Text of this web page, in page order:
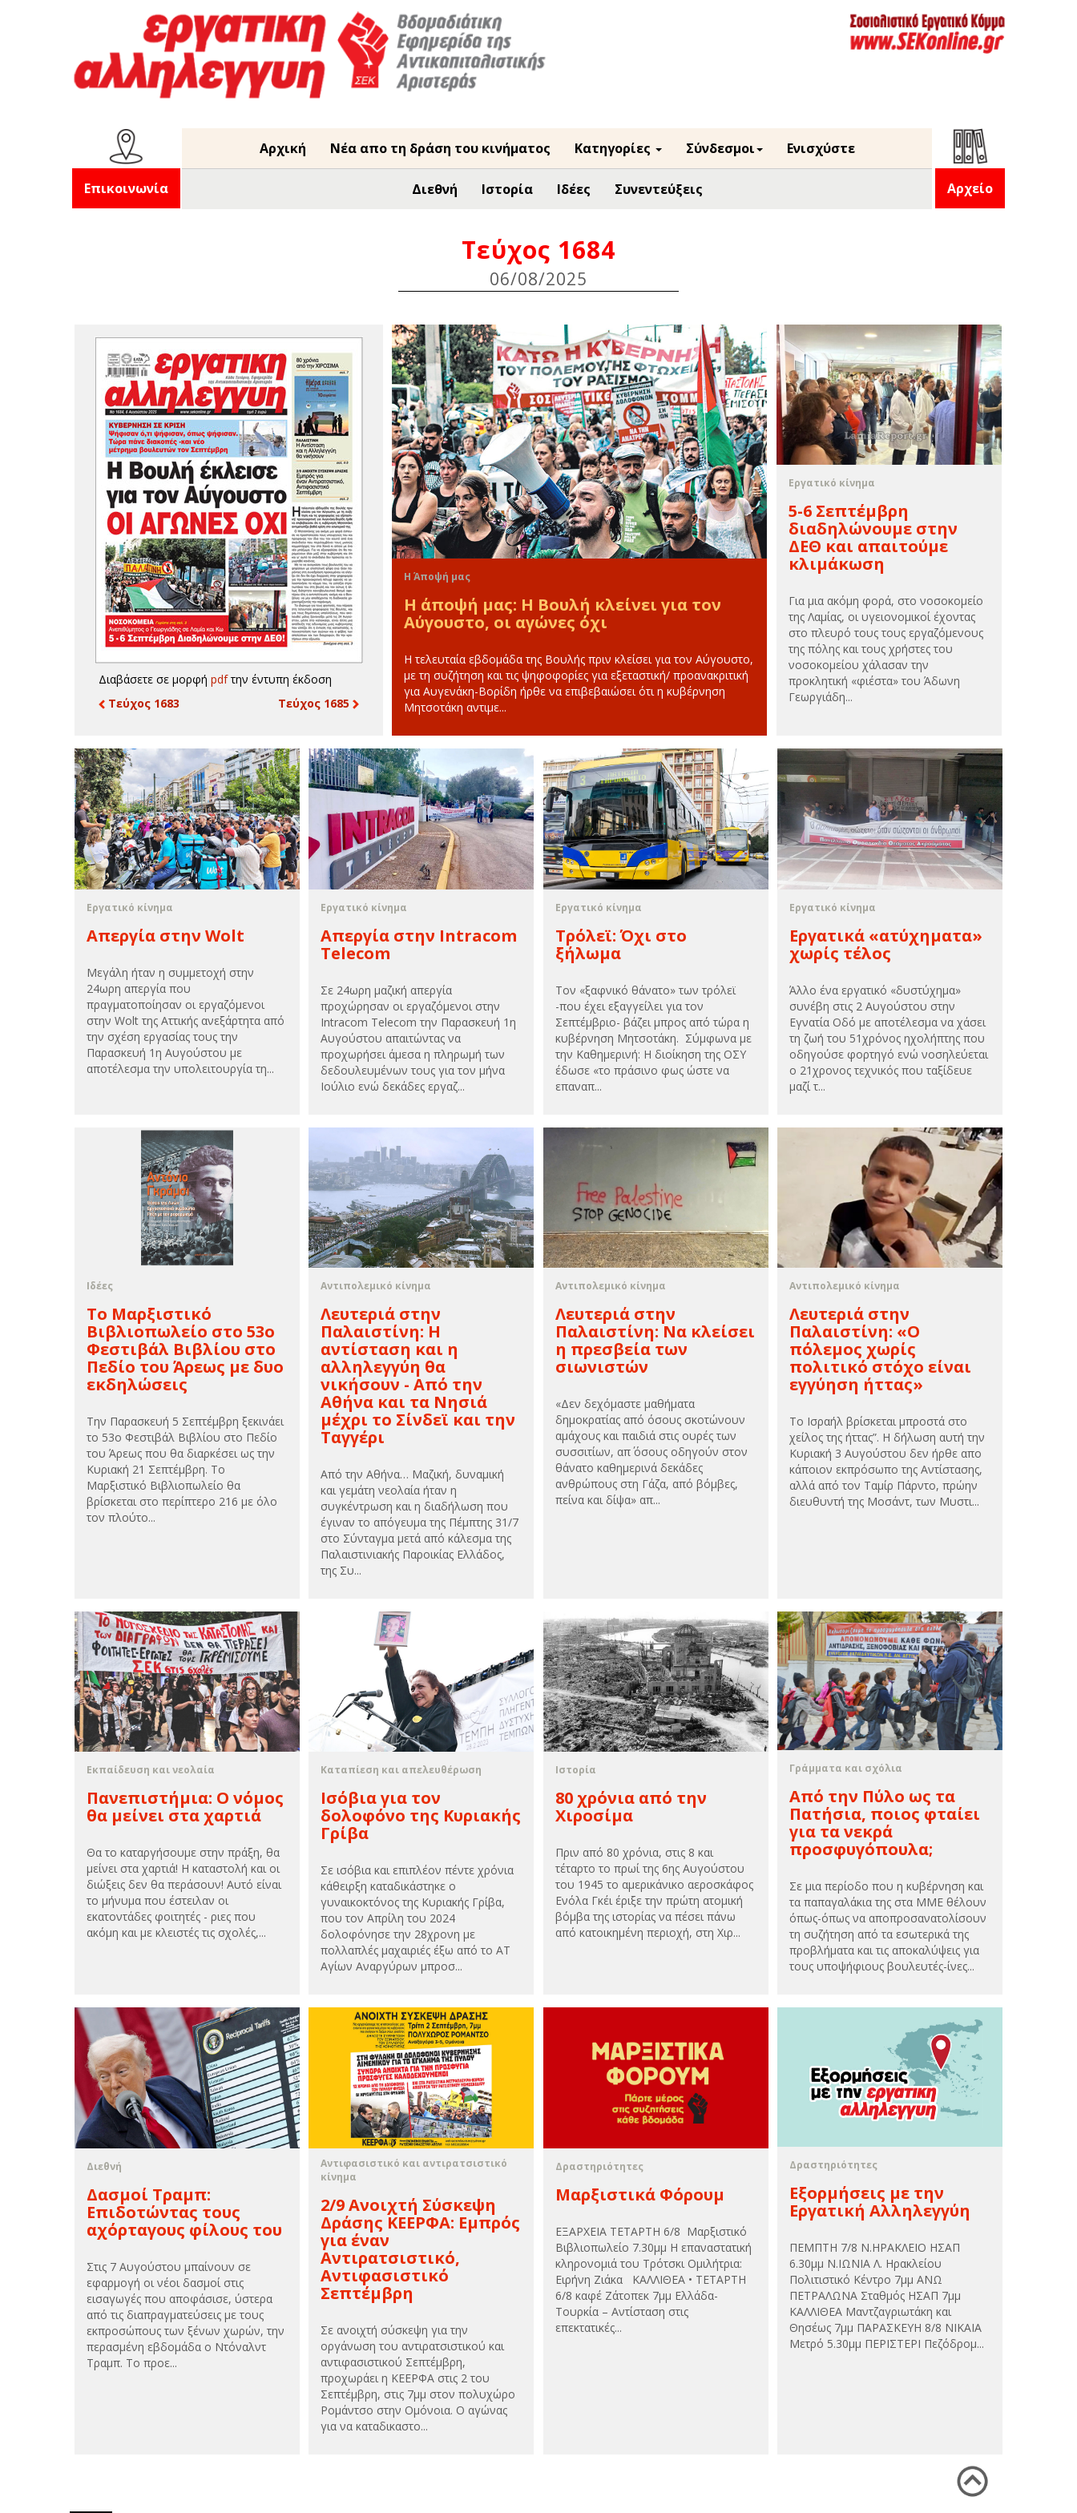
Επικοινωνία
Αρχική Νέα απο τη δράση του κινήματος Κατηγορίες Σύνδεσμοι Ενισχύστε
Διεθνή Ιστορία Ιδέες Συνεντεύξεις Αρχείο
Τεύχος 1684
06/08/2025
Διαβάσετε σε μορφή pdfτην έντυπη έκδοση
Τεύχος 1683
Τεύχος 1685
Η Άποψή μας
Η άποψή μας: H Bουλή κλείνει για τον
Αύγουστο, οι αγώνες όχι
Η τελευταία εβδομάδα της Βουλής πριν κλείσει για τον Αύγουστο,
με τη συζήτηση και τις ψηφοφορίες για εξεταστική/ προανακριτική
για Αυγενάκη-Βορίδη ήρθε να επιβεβαιώσει ότι η κυβέρνηση
Μητσοτάκη αντιμε...
Εργατικό κίνημα
5-6 Σεπτέμβρη
διαδηλώνουμε στην
ΔΕΘ και απαιτούμε
κλιμάκωση
Για μια ακόμη φορά, στο νοσοκομείο
της Λαμίας, οι υγειονομικοί έχοντας
στο πλευρό τους τους εργαζόμενους
της πόλης και τους χρήστες του
νοσοκομείου χάλασαν την
προκλητική «φιέστα» του Άδωνη
Γεωργιάδη...
Εργατικό κίνημα
Απεργία στην Wolt
Μεγάλη ήταν η συμμετοχή στην
24ωρη απεργία που
πραγματοποίησαν οι εργαζόμενοι
στην Wolt της Αττικής ανεξάρτητα από
την σχέση εργασίας τους την
Παρασκευή 1η Αυγούστου με
αποτέλεσμα την υπολειτουργία τη...
Εργατικό κίνημα
Απεργία στην Intracom
Telecom
Σε 24ωρη μαζική απεργία
προχώρησαν οι εργαζόμενοι στην
Intracom Telecom την Παρασκευή 1η
Αυγούστου απαιτώντας να
προχωρήσει άμεσα η πληρωμή των
δεδουλευμένων τους για τον μήνα
Ιούλιο ενώ δεκάδες εργαζ...
Εργατικό κίνημα
Τρόλεϊ: Όχι στο
ξήλωμα
Τον «ξαφνικό θάνατο» των τρόλεϊ
-που έχει εξαγγείλει για τον
Σεπτέμβριο- βάζει μπρος από τώρα η
κυβέρνηση Μητσοτάκη. Σύμφωνα με
την Καθημερινή: Η διοίκηση της ΟΣΥ
έδωσε «το πράσινο φως ώστε να
επαναπ...
Εργατικό κίνημα
Εργατικά «ατύχηματα»
χωρίς τέλος
Άλλο ένα εργατικό «δυστύχημα»
συνέβη στις 2 Αυγούστου στην
Εγνατία Οδό με αποτέλεσμα να χάσει
τη ζωή του 51χρόνος ηχολήπτης που
οδηγούσε φορτηγό ενώ νοσηλεύεται
ο 21χρονος τεχνικός που ταξίδευε
μαζί τ...
Ιδέες
Το Μαρξιστικό
Βιβλιοπωλείο στο 53ο
Φεστιβάλ Βιβλίου στο
Πεδίο του Άρεως με δυο
εκδηλώσεις
Την Παρασκευή 5 Σεπτέμβρη ξεκινάει
το 53ο Φεστιβάλ Βιβλίου στο Πεδίο
του Άρεως που θα διαρκέσει ως την
Κυριακή 21 Σεπτέμβρη. Το
Μαρξιστικό Βιβλιοπωλείο θα
βρίσκεται στο περίπτερο 216 με όλο
τον πλούτο...
Αντιπολεμικό κίνημα
Λευτεριά στην
Παλαιστίνη: Η
αντίσταση και η
αλληλεγγύη θα
νικήσουν - Από την
Αθήνα και τα Νησιά
μέχρι το Σίνδεϊ και την
Ταγγέρι
Από την Αθήνα… Μαζική, δυναμική
και γεμάτη νεολαία ήταν η
συγκέντρωση και η διαδήλωση που
έγιναν το απόγευμα της Πέμπτης 31/7
στο Σύνταγμα μετά από κάλεσμα της
Παλαιστινιακής Παροικίας Ελλάδος,
της Συ...
Αντιπολεμικό κίνημα
Λευτεριά στην
Παλαιστίνη: Να κλείσει
η πρεσβεία των
σιωνιστών
«Δεν δεχόμαστε μαθήματα
δημοκρατίας από όσους σκοτώνουν
αμάχους και παιδιά στις ουρές των
συσσιτίων, απ΄ όσους οδηγούν στον
θάνατο καθημερινά δεκάδες
ανθρώπους στη Γάζα, από βόμβες,
πείνα και δίψα» απ...
Αντιπολεμικό κίνημα
Λευτεριά στην
Παλαιστίνη: «Ο
πόλεμος χωρίς
πολιτικό στόχο είναι
εγγύηση ήττας»
Το Ισραήλ βρίσκεται μπροστά στο
χείλος της ήττας”. Η δήλωση αυτή την
Κυριακή 3 Αυγούστου δεν ήρθε απο
κάποιον εκπρόσωπο της Αντίστασης,
αλλά από τον Ταμίρ Πάρντο, πρώην
διευθυντή της Μοσάντ, των Μυστι...
Εκπαίδευση και νεολαία
Πανεπιστήμια: Ο νόμος
θα μείνει στα χαρτιά
Θα το καταργήσουμε στην πράξη, θα
μείνει στα χαρτιά! Η καταστολή και οι
διώξεις δεν θα περάσουν! Αυτό είναι
το μήνυμα που έστειλαν οι
εκατοντάδες φοιτητές - ριες που
ακόμη και με κλειστές τις σχολές,...
Καταπίεση και απελευθέρωση
Ισόβια για τον
δολοφόνο της Κυριακής
Γρίβα
Σε ισόβια και επιπλέον πέντε χρόνια
κάθειρξη καταδικάστηκε ο
γυναικοκτόνος της Κυριακής Γρίβα,
που τον Απρίλη του 2024
δολοφόνησε την 28χρονη με
πολλαπλές μαχαιριές έξω από το ΑΤ
Αγίων Αναργύρων μπροσ...
Ιστορία
80 χρόνια από την
Χιροσίμα
Πριν από 80 χρόνια, στις 8 και
τέταρτο το πρωί της 6ης Αυγούστου
του 1945 το αμερικάνικο αεροσκάφος
Ενόλα Γκέι έριξε την πρώτη ατομική
βόμβα της ιστορίας να πέσει πάνω
από κατοικημένη περιοχή, στη Χιρ...
Γράμματα και σχόλια
Από την Πύλο ως τα
Πατήσια, ποιος φταίει
για τα νεκρά
προσφυγόπουλα;
Σε μια περίοδο που η κυβέρνηση και
τα παπαγαλάκια της στα ΜΜΕ θέλουν
όπως-όπως να αποπροσανατολίσουν
τη συζήτηση από τα εσωτερικά της
προβλήματα και τις αποκαλύψεις για
τους υποψήφιους βουλευτές-ίνες...
Διεθνή
Δασμοί Τραμπ:
Επιδοτώντας τους
αχόρταγους φίλους του
Στις 7 Αυγούστου μπαίνουν σε
εφαρμογή οι νέοι δασμοί στις
εισαγωγές που αποφάσισε, ύστερα
από τις διαπραγματεύσεις με τους
εκπροσώπους των ξένων χωρών, την
περασμένη εβδομάδα ο Ντόναλντ
Τραμπ. Το προε...
Αντιφασιστικό και αντιρατσιστικό
κίνημα
2/9 Ανοιχτή Σύσκεψη
Δράσης ΚΕΕΡΦΑ: Εμπρός
για έναν
Αντιρατσιστικό,
Αντιφασιστικό
Σεπτέμβρη
Σε ανοιχτή σύσκεψη για την
οργάνωση του αντιρατσιστικού και
αντιφασιστικού Σεπτέμβρη,
προχωράει η ΚΕΕΡΦΑ στις 2 του
Σεπτέμβρη, στις 7μμ στον πολυχώρο
Ρομάντσο στην Ομόνοια. Ο αγώνας
για να καταδικαστο...
Δραστηριότητες
Μαρξιστικά Φόρουμ
ΕΞΑΡΧΕΙΑ ΤΕΤΑΡΤΗ 6/8 Μαρξιστικό
Βιβλιοπωλείο 7.30μμ Η επαναστατική
κληρονομιά του Τρότσκι Ομιλήτρια:
Ειρήνη Ζιάκα ΚΑΛΛΙΘΕΑ • ΤΕΤΑΡΤΗ
6/8 καφέ Ζάτοπεκ 7μμ Ελλάδα-
Τουρκία – Αντίσταση στις
επεκτατικές...
Δραστηριότητες
Εξορμήσεις με την
Εργατική Αλληλεγγύη
ΠΕΜΠΤΗ 7/8 Ν.ΗΡΑΚΛΕΙΟ ΗΣΑΠ
6.30μμ Ν.ΙΩΝΙΑ Λ. Ηρακλείου
Πολιτιστικό Κέντρο 7μμ ΑΝΩ
ΠΕΤΡΑΛΩΝΑ Σταθμός ΗΣΑΠ 7μμ
ΚΑΛΛΙΘΕΑ Μαντζαγριωτάκη και
Θησέως 7μμ ΠΑΡΑΣΚΕΥΗ 8/8 ΝΙΚΑΙΑ
Μετρό 5.30μμ ΠΕΡΙΣΤΕΡΙ Πεζόδρομ...